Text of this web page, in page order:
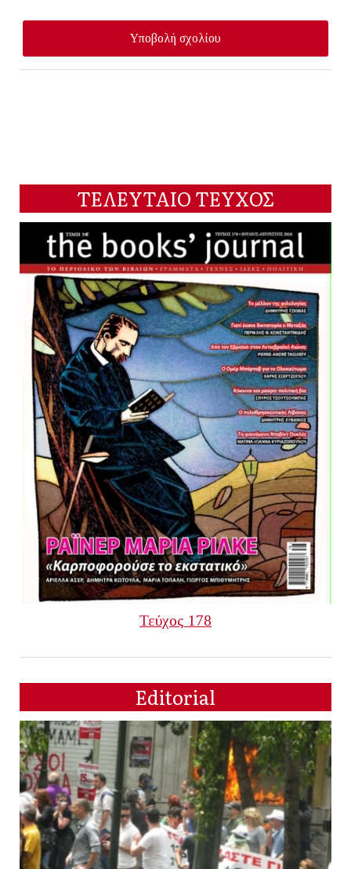
ΤΕΛΕΥΤΑΙΟ ΤΕΥΧΟΣ
Τεύχος 178
Editorial